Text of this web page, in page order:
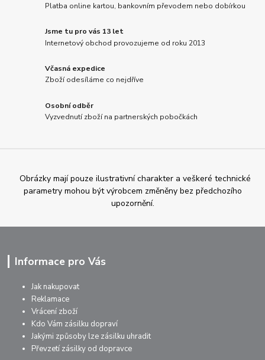
Platba online kartou, bankovním převodem nebo dobírkou
Jsme tu pro vás 13 let
Internetový obchod provozujeme od roku 2013
Včasná expedice
Zboží odesíláme co nejdříve
Osobní odběr
Vyzvednutí zboží na partnerských pobočkách
Obrázky mají pouze ilustrativní charakter a veškeré technické
parametry mohou být výrobcem změněny bez předchozího
upozornění.
Informace pro Vás
Jak nakupovat
Reklamace
Vrácení zboží
Kdo Vám zásilku dopraví
Jakými způsoby lze zásilku uhradit
Převzetí zásilky od dopravce